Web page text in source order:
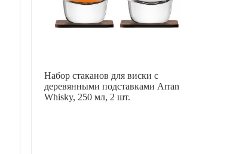
Набор стаканов для виски с
деревянными подставками Arran
Whisky, 250 мл, 2 шт.